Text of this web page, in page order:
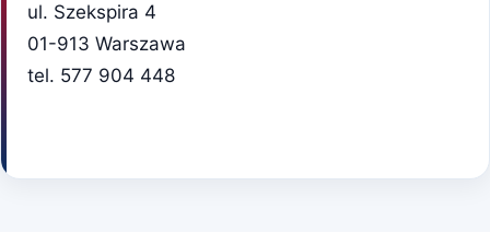
ul. Szekspira 4
01-913 Warszawa
tel. 577 904 448